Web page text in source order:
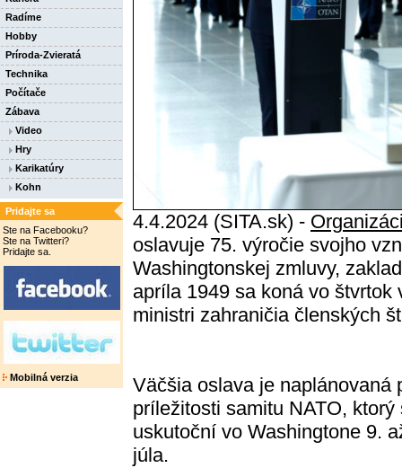
Radíme
Hobby
Príroda-Zvieratá
Technika
Počítače
Zábava
Video
Hry
Karikatúry
Kohn
Pridajte sa
Ste na Facebooku?
Ste na Twitteri?
Pridajte sa.
Mobilná verzia
4.4.2024 (SITA.sk) -
oslavuje 75. výročie svojho
Washingtonskej zmluvy,
apríla 1949 sa koná vo
ministri zahraničia členských
Väčšia oslava je naplánovaná
príležitosti samitu NATO, ktorý
uskutoční vo Washingtone 9.
júla.